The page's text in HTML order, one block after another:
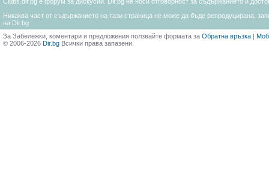
Никаква част от съдържанието на тази страница не може да бъде репродуцирана,
на Dir.bg
За Забележки, коментари и предложения ползвайте формата за Обратна връзка |
© 2006-2026 Dir.bg Всички права запазени.